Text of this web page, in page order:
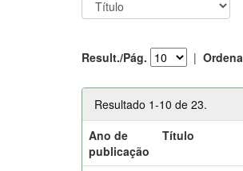
Result./Pág. |
Resultado 1-10 de 23.
Ano de
publicação
Título